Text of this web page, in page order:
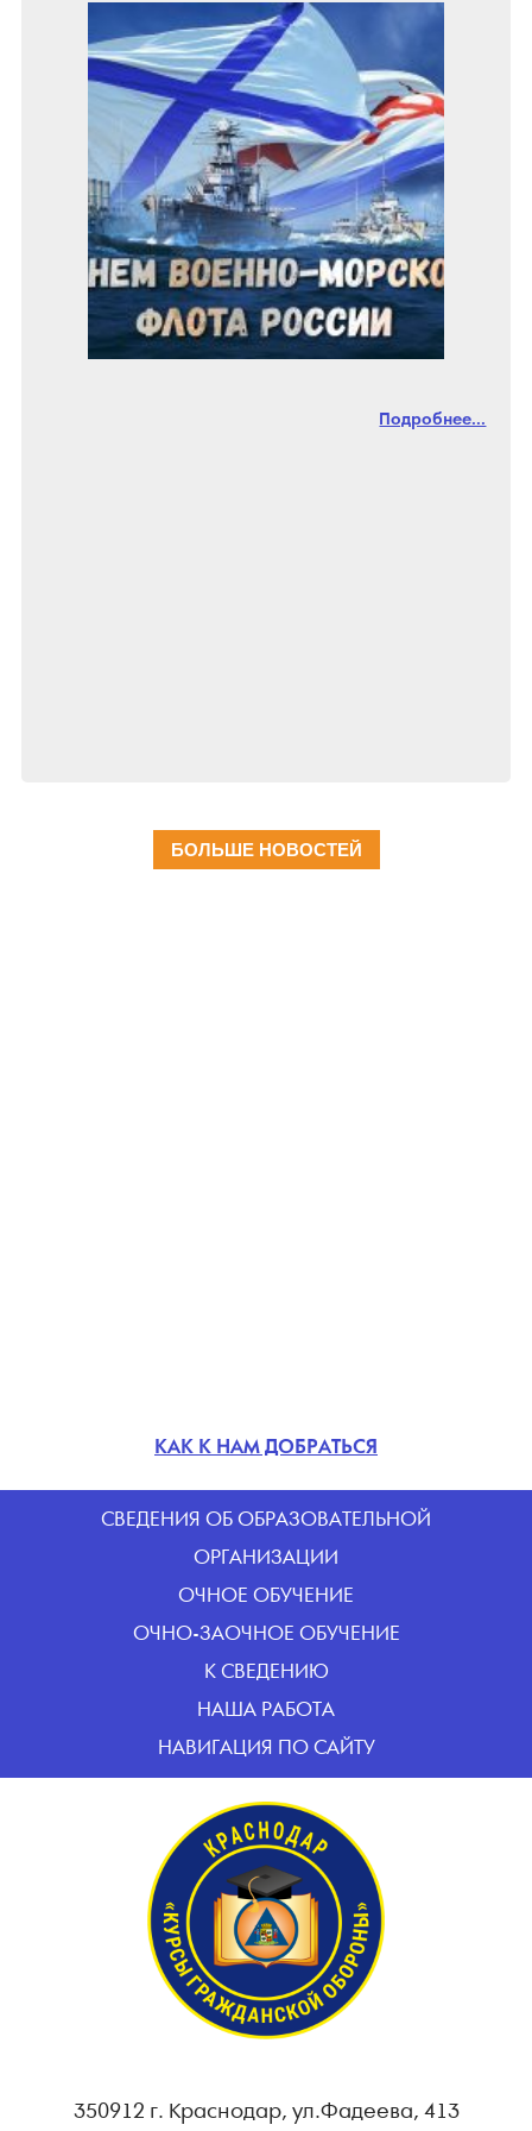
Подробнее...
БОЛЬШЕ НОВОСТЕЙ
КАК К НАМ ДОБРАТЬСЯ
CВЕДЕНИЯ ОБ ОБРАЗОВАТЕЛЬНОЙ
ОРГАНИЗАЦИИ
ОЧНОЕ ОБУЧЕНИЕ
ОЧНО-ЗАОЧНОЕ ОБУЧЕНИЕ
К СВЕДЕНИЮ
НАША РАБОТА
НАВИГАЦИЯ ПО САЙТУ
350912 г. Краснодар, ул.Фадеева, 413